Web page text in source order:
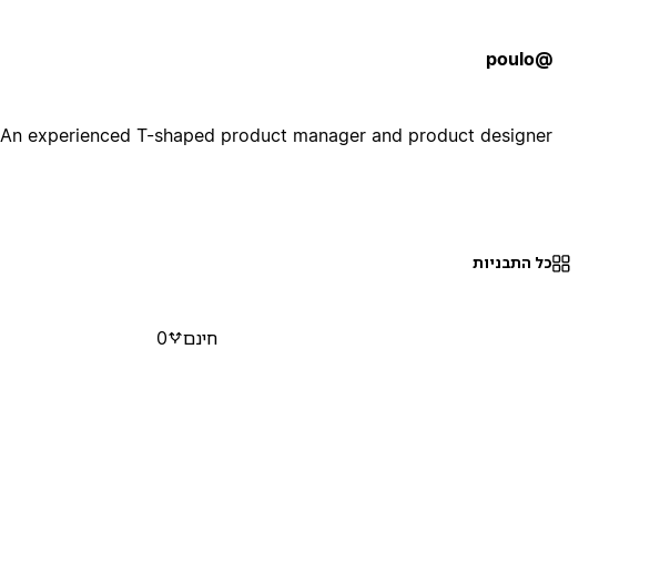
@poulo
An experienced T-shaped product manager and product designer
כל התבניות
חינם 0